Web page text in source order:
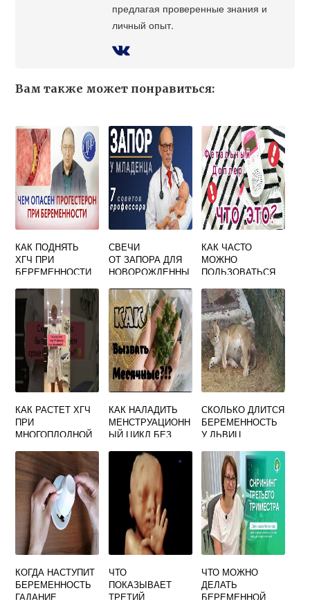
предлагая проверенные знания и
личный опыт.
Вам также может понравиться:
КАК ПОДНЯТЬ
ХГЧ ПРИ
БЕРЕМЕННОСТИ
СРОКАХ
СВЕЧИ
ОТ ЗАПОРА ДЛЯ
НОВОРОЖДЕННЫ
ВЫБРАТЬ
КАК ЧАСТО
МОЖНО
ПОЛЬЗОВАТЬСЯ
БЕРЕМЕННОСТИ
КАК РАСТЕТ ХГЧ
ПРИ
МНОГОПЛОДНОЙ
КАК НАЛАДИТЬ
МЕНСТРУАЦИОНН
ЫЙ ЦИКЛ БЕЗ
ЗАБЕРЕМЕНЕТЬ
СКОЛЬКО ДЛИТСЯ
БЕРЕМЕННОСТЬ
У ЛЬВИЦ
КОГДА НАСТУПИТ
БЕРЕМЕННОСТЬ
ГАДАНИЕ
ЧТО
ПОКАЗЫВАЕТ
ТРЕТИЙ
ЧТО МОЖНО
ДЕЛАТЬ
БЕРЕМЕННОЙ